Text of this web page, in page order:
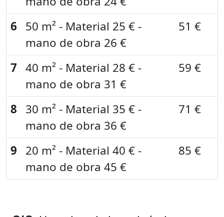
6
50 m² - Material 25 € -
mano de obra 26 €
51 €
7 40 m² - Material 28 € -
mano de obra 31 €
59 €
8
30 m² - Material 35 € -
mano de obra 36 €
71 €
9
20 m² - Material 40 € -
mano de obra 45 €
85 €